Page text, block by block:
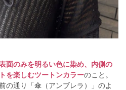
面のみを明るい色に染め、内側の
を楽しむツートンカラーのこと。
の通り「傘（アンブレラ）」のよ